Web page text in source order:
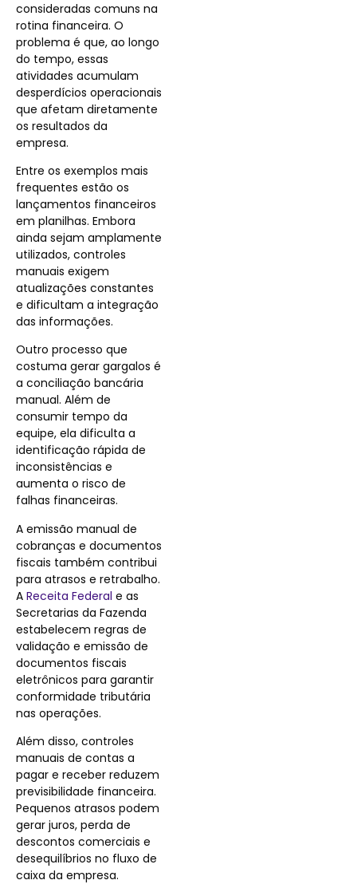
consideradas comuns na
rotina financeira. O
problema é que, ao longo
do tempo, essas
atividades acumulam
desperdícios operacionais
que afetam diretamente
os resultados da
empresa.
Entre os exemplos mais
frequentes estão os
lançamentos financeiros
em planilhas. Embora
ainda sejam amplamente
utilizados, controles
manuais exigem
atualizações constantes
e dificultam a integração
das informações.
Outro processo que
costuma gerar gargalos é
a conciliação bancária
manual. Além de
consumir tempo da
equipe, ela dificulta a
identificação rápida de
inconsistências e
aumenta o risco de
falhas financeiras.
A emissão manual de
cobranças e documentos
fiscais também contribui
para atrasos e retrabalho.
A Receita Federal e as
Secretarias da Fazenda
estabelecem regras de
validação e emissão de
documentos fiscais
eletrônicos para garantir
conformidade tributária
nas operações.
Além disso, controles
manuais de contas a
pagar e receber reduzem
previsibilidade financeira.
Pequenos atrasos podem
gerar juros, perda de
descontos comerciais e
desequilíbrios no fluxo de
caixa da empresa.